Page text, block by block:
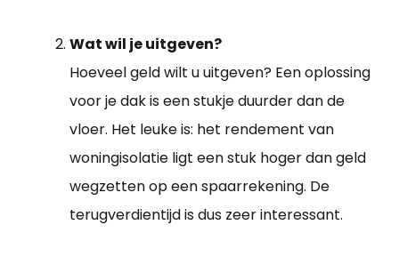
Wat wil je uitgeven?
Hoeveel geld wilt u uitgeven? Een oplossing
voor je dak is een stukje duurder dan de
vloer. Het leuke is: het rendement van
woningisolatie ligt een stuk hoger dan geld
wegzetten op een spaarrekening. De
terugverdientijd is dus zeer interessant.